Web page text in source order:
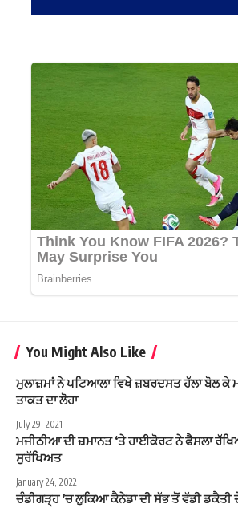
You Might Also Like
ਮੁਲਾਜ਼ਮਾਂ ਨੇ ਪਟਿਆਲਾ ਵਿਖੇ ਜ਼ਬਰਦਸਤ ਹੱਲਾ ਬੋਲ
ਤਾਕਤ ਦਾ ਲੋਹਾ
July 29, 2021
ਮਜੀਠੀਆ ਦੀ ਜ਼ਮਾਨਤ ‘ਤੇ ਹਾਈਕੋਰਟ ਨੇ ਫੈਸਲਾ
ਸੁਰੱਖਿਅਤ
January 24, 2022
ਚੰਡੀਗੜ੍ਹ ’ਚ ਲੁਕਿਆ ਕੈਨੇਡਾ ਦੀ ਸੱਭ ਤੋਂ ਵੱਡੀ ਡਕੈਤੀ